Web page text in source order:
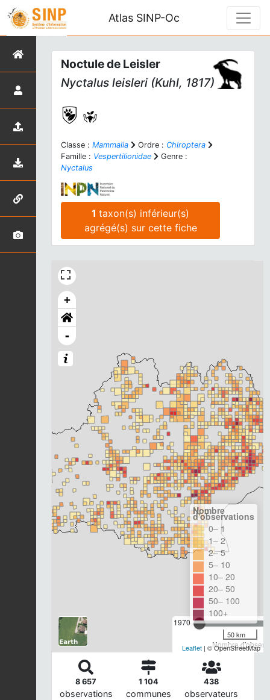
Atlas SINP-Oc
Noctule de Leisler
Nyctalus leisleri (Kuhl, 1817)
Classe : Mammalia Ordre : Chiroptera
Famille : Vespertilionidae
Genre :
Nyctalus
1taxon(s) inférieur(s)
agrégé(s) sur cette fiche
+
-
1970
Nombre
Nombre
d'observations
0– 1
1– 2
2– 5
5– 10
10– 20
20– 50
50– 100
100+
50 km
Leaflet | © OpenStreetMap
8 657
observations
1 104
communes
438
observateurs